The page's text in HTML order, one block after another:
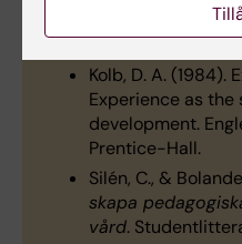
Gibbs, G. (1988).
to teaching and
Kolb, D. A. (1984).
Experience as the
development.
Prentice-Hall.
Silén, C., &
skapa
vård.